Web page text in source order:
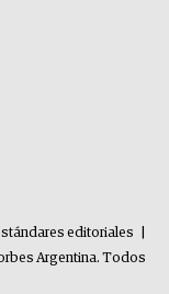
editoriales
Argentina. Todos